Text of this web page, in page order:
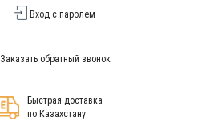
Вход с паролем
Заказать обратный звонок
Быстрая доставка
по Казахстану